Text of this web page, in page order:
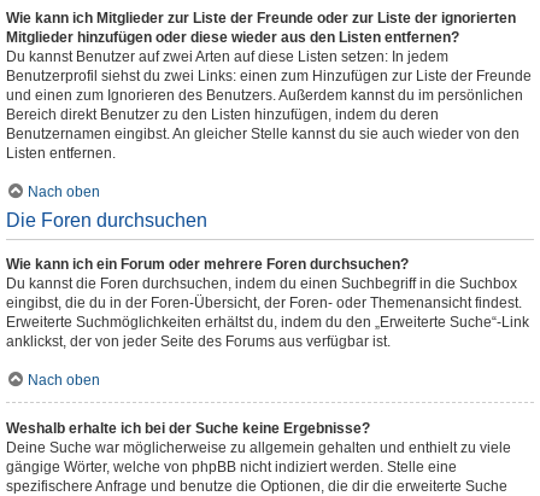
Wie kann ich Mitglieder zur Liste der Freunde oder zur Liste der ignorierten
Mitglieder hinzufügen oder diese wieder aus den Listen entfernen?
Du kannst Benutzer auf zwei Arten auf diese Listen setzen: In jedem
Benutzerprofil siehst du zwei Links: einen zum Hinzufügen zur Liste der Freunde
und einen zum Ignorieren des Benutzers. Außerdem kannst du im persönlichen
Bereich direkt Benutzer zu den Listen hinzufügen, indem du deren
Benutzernamen eingibst. An gleicher Stelle kannst du sie auch wieder von den
Listen entfernen.
Nach oben
Die Foren durchsuchen
Wie kann ich ein Forum oder mehrere Foren durchsuchen?
Du kannst die Foren durchsuchen, indem du einen Suchbegriff in die Suchbox
eingibst, die du in der Foren-Übersicht, der Foren- oder Themenansicht findest.
Erweiterte Suchmöglichkeiten erhältst du, indem du den „Erweiterte Suche“-Link
anklickst, der von jeder Seite des Forums aus verfügbar ist.
Nach oben
Weshalb erhalte ich bei der Suche keine Ergebnisse?
Deine Suche war möglicherweise zu allgemein gehalten und enthielt zu viele
gängige Wörter, welche von phpBB nicht indiziert werden. Stelle eine
spezifischere Anfrage und benutze die Optionen, die dir die erweiterte Suche